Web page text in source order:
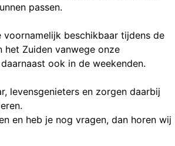
passen.
voornamelijk beschikbaar tijdens de
het Zuiden vanwege onze
ook in de weekenden.
levensgenieters en zorgen daarbij
en heb je nog vragen, dan horen wij